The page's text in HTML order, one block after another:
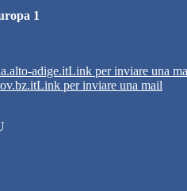
1
adige.itLink per inviare una
Link per inviare una mail